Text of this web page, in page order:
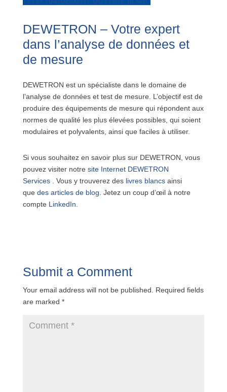
DEWETRON – Votre expert
dans l’analyse de données et
de mesure
DEWETRON est un spécialiste dans le domaine de
l’analyse de données et test de mesure. L’objectif est de
produire des équipements de mesure qui répondent aux
normes de qualité les plus élevées possibles, qui soient
modulaires et polyvalents, ainsi que faciles à utiliser.
Si vous souhaitez en savoir plus sur DEWETRON, vous
pouvez visiter notresite Internet DEWETRON
Services. Vous y trouverez des livres blancsainsi
que des articles de blog. Jetez un coup d’œil à notre
compte LinkedIn.
Submit a Comment
Your email address will not be published. Required fields
are marked *